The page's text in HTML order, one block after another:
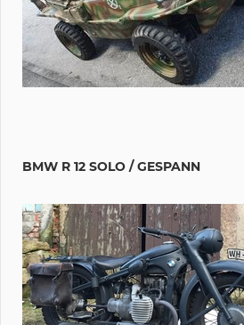
BMW R 12 SOLO / GESPANN